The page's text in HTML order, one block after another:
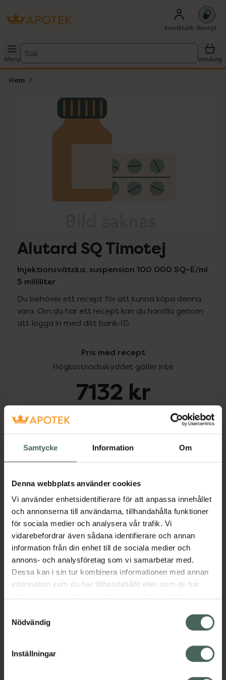
Samtycke Information Om
Denna webbplats använder cookies
Vi använder enhetsidentifierare för att anpassa innehållet
och annonserna till användarna, tillhandahålla funktioner
för sociala medier och analysera vår trafik. Vi
vidarebefordrar även sådana identifierare och annan
information från din enhet till de sociala medier och
annons- och analysföretag som vi samarbetar med.
Dessa kan i sin tur kombinera informationen med annan
information som du har tillhandahållit eller som de har
återkalla ditt samtycke via webbplatsens
cookieinställningar. Ett återkallat samtycke påverkar inte
lagligheten av behandling som skett innan återkallelsen.
Nödvändig
Inställningar
Kundklubb Recept
Meny
Sök
Varukorg
Hem
Lista: . Innehåller 1 objekt.
Alutard SQ Timotej
Injektionsvätska, suspension 100 000 SQ-E/ml
5 milliliter
Du behöver ett recept för att kunna köpa denna
vara. Om du har ett recept kan du handla genom
att logga in med ditt bank-ID.
Pris med recept
Högkostnadsskyddet gäller inte
7132 kr
Köp via ditt recept
Beskrivning Dölj
Läs alltid bipacksedeln innan
användning.
EAN:07046265460510
Visa